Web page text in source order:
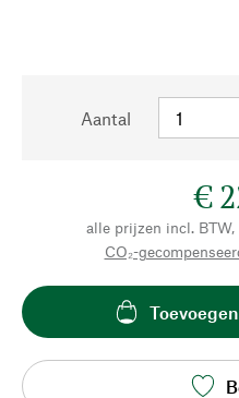
Aantal
€
alle prijzen incl. BTW,
CO₂-